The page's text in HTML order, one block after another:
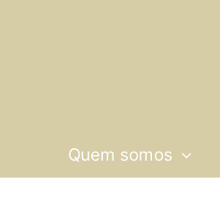
Quem somos